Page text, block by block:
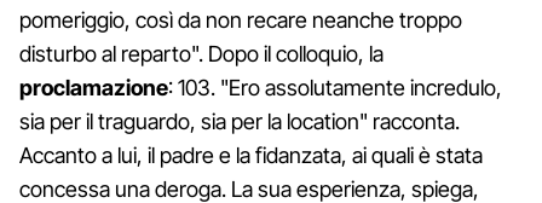
pomeriggio, così da non recare neanche troppo
disturbo al reparto". Dopo il colloquio, la
proclamazione: 103. "Ero assolutamente incredulo,
sia per il traguardo, sia per la location" racconta.
Accanto a lui, il padre e la fidanzata, ai quali è stata
concessa una deroga. La sua esperienza, spiega,